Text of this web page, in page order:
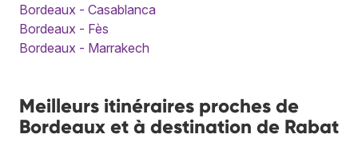
Bordeaux - Casablanca
Bordeaux - Fès
Bordeaux - Marrakech
Meilleurs itinéraires proches de
Bordeaux et à destination de Rabat